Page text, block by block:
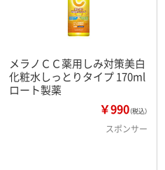
メラノＣＣ薬用しみ対策美白
化粧水しっとりタイプ 170ml
ロート製薬
￥990（税込）
スポンサー